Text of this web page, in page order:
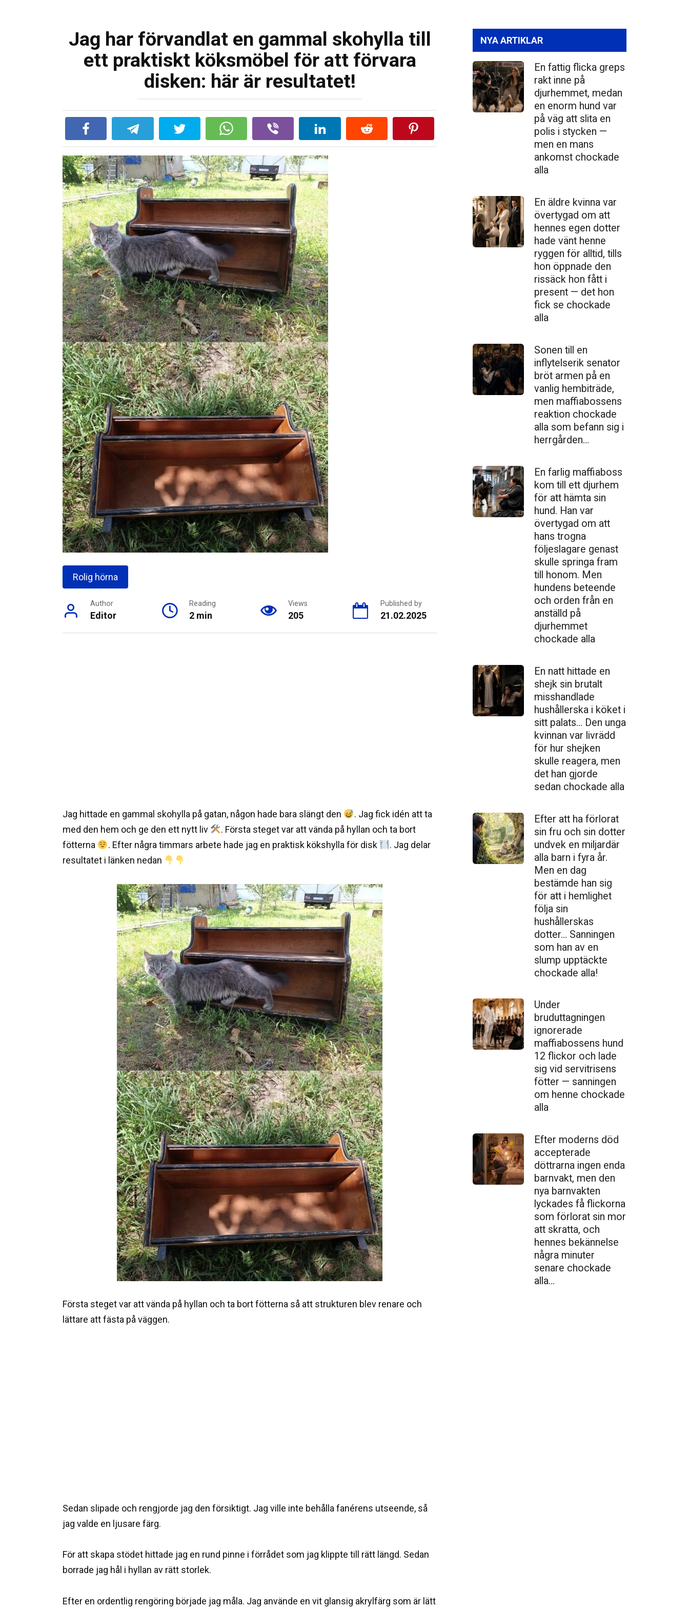
Jag har förvandlat en gammal skohylla till
ett praktiskt köksmöbel för att förvara
disken: här är resultatet!
Rolig hörna
Author
Editor
Reading
2 min
Views
205
Published by
21.02.2025
Jag hittade en gammal skohylla på gatan, någon hade bara slängt den
. Jag fick idén att ta
med den hem och ge den ett nytt liv
. Första steget var att vända på hyllan och ta bort
fötterna
. Efter några timmars arbete hade jag en praktisk kökshylla för disk
. Jag delar
resultatet i länken nedan
Första steget var att vända på hyllan och ta bort fötterna så att strukturen blev renare och
lättare att fästa på väggen.
Sedan slipade och rengjorde jag den försiktigt. Jag ville inte behålla fanérens utseende, så
jag valde en ljusare färg.
För att skapa stödet hittade jag en rund pinne i förrådet som jag klippte till rätt längd. Sedan
borrade jag hål i hyllan av rätt storlek.
Efter en ordentlig rengöring började jag måla. Jag använde en vit glansig akrylfärg som är lätt
NYA ARTIKLAR
En fattig flicka greps
rakt inne på
djurhemmet, medan
en enorm hund var
på väg att slita en
polis i stycken —
men en mans
ankomst chockade
alla
En äldre kvinna var
övertygad om att
hennes egen dotter
hade vänt henne
ryggen för alltid, tills
hon öppnade den
ris­säck hon fått i
present — det hon
fick se chockade
alla
Sonen till en
inflytelserik senator
bröt armen på en
vanlig hembiträde,
men maffiabossens
reaktion chockade
alla som befann sig i
herrgården…
En farlig maffiaboss
kom till ett djurhem
för att hämta sin
hund. Han var
övertygad om att
hans trogna
följeslagare genast
skulle springa fram
till honom. Men
hundens beteende
och orden från en
anställd på
djurhemmet
chockade alla
En natt hittade en
shejk sin brutalt
misshandlade
hushållerska i köket i
sitt palats… Den unga
kvinnan var livrädd
för hur shejken
skulle reagera, men
det han gjorde
sedan chockade alla
Efter att ha förlorat
sin fru och sin dotter
undvek en miljardär
alla barn i fyra år.
Men en dag
bestämde han sig
för att i hemlighet
följa sin
hushållerskas
dotter… Sanningen
som han av en
slump upptäckte
chockade alla!
Under
bruduttagningen
ignorerade
maffiabossens hund
12 flickor och lade
sig vid servitrisens
fötter — sanningen
om henne chockade
alla
Efter moderns död
accepterade
döttrarna ingen enda
barnvakt, men den
nya barnvakten
lyckades få flickorna
som förlorat sin mor
att skratta, och
hennes bekännelse
några minuter
senare chockade
alla…